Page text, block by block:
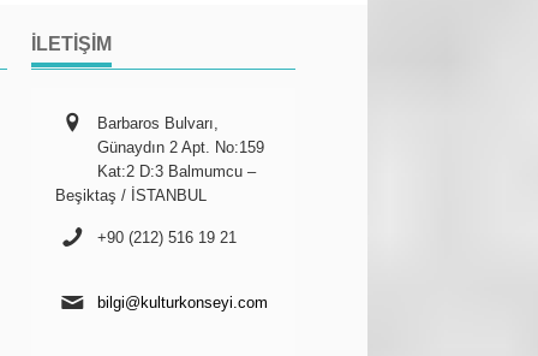
İLETIŞIM
Barbaros Bulvarı,
Günaydın 2 Apt. No:159
Kat:2 D:3 Balmumcu –
Beşiktaş / İSTANBUL
+90 (212) 516 19 21
bilgi@kulturkonseyi.com